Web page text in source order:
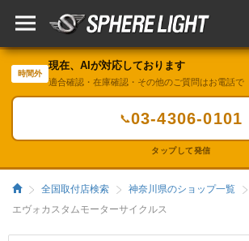
時間外
現在、AIが対応しております
適合確認・在庫確認・その他のご質問はお電話で
📞03-4306-0101
タップして発信
全国取付店検索
神奈川県のショップ一覧
エヴォカスタムモーターサイクルス